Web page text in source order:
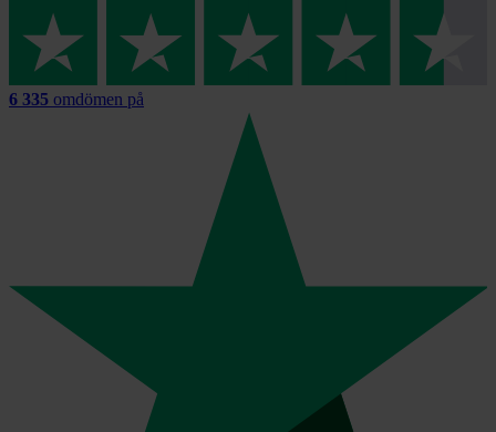
6 335 omdömen på